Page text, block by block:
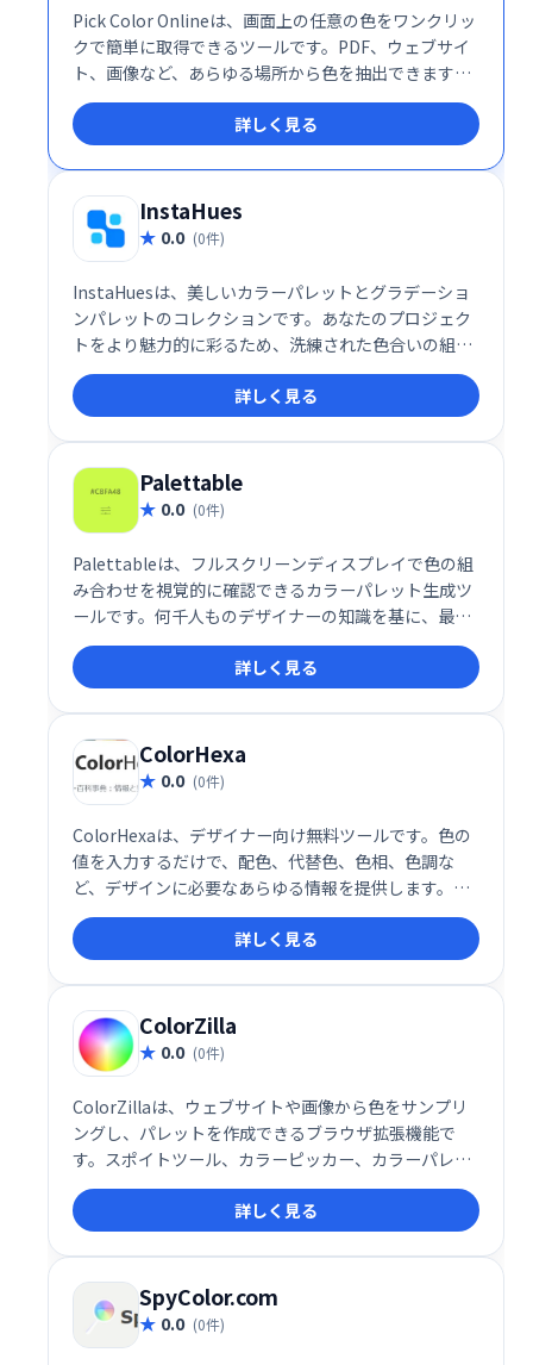
Pick Color Onlineは、画面上の任意の色をワンクリッ
クで簡単に取得できるツールです。PDF、ウェブサイ
ト、画像など、あらゆる場所から色を抽出できます。
デザインやWeb制作など、色の情報を迅速に取得した
い方におすすめです。詳しく見る
InstaHues
0.0 (0件)
InstaHuesは、美しいカラーパレットとグラデーショ
ンパレットのコレクションです。あなたのプロジェク
トをより魅力的に彩るため、洗練された色合いの組み
合わせを提供します。創造性を刺激し、デザインをワ
ンランクアップさせる、理想的なツールです。
詳しく見る
Palettable
0.0 (0件)
Palettableは、フルスクリーンディスプレイで色の組
み合わせを視覚的に確認できるカラーパレット生成ツ
ールです。何千人ものデザイナーの知識を基に、最適
なカラーコンビネーションを提案します。補色の関係
を直感的に理解し、デザイン制作を効率化したいデザ
イナーに最適です。洗練されたパレットで、あなたの
クリエイティブな表現をさらに豊かにしましょう。
詳しく見る
ColorHexa
0.0 (0件)
ColorHexaは、デザイナー向け無料ツールです。色の
値を入力するだけで、配色、代替色、色相、色調な
ど、デザインに必要なあらゆる情報を提供します。
様々なカラーパレットの情報も入手可能で、効率的な
デザインワークをサポートします。
詳しく見る
ColorZilla
0.0 (0件)
ColorZillaは、ウェブサイトや画像から色をサンプリ
ングし、パレットを作成できるブラウザ拡張機能で
す。スポイトツール、カラーピッカー、カラーパレッ
トブラウザなどを搭載し、配色デザインを支援しま
す。Webサイトのカラー分析やCSSグラデーション作
成にも役立つ、多機能なツールです。
詳しく見る
SpyColor.com
0.0 (0件)